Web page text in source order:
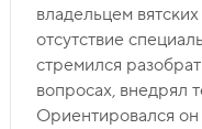
владельцем
отсутствие
стремился
вопросах, внедрял
Ориентировался он